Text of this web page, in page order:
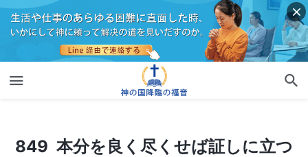
849 本分を良く尽くせば証しに立つことができる
849 本分を良く尽くせば証しに立つ